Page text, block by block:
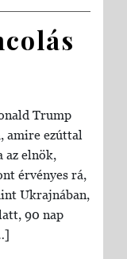
Trump
amire ezúttal
az elnök,
érvényes rá,
Ukrajnában,
90 nap